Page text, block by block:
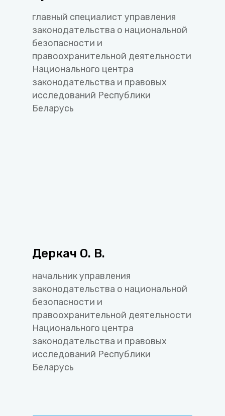
главный специалист управления
законодательства о национальной
безопасности и
правоохранительной деятельности
Национального центра
законодательства и правовых
исследований Республики
Беларусь
Деркач О. В.
начальник управления
законодательства о национальной
безопасности и
правоохранительной деятельности
Национального центра
законодательства и правовых
исследований Республики
Беларусь